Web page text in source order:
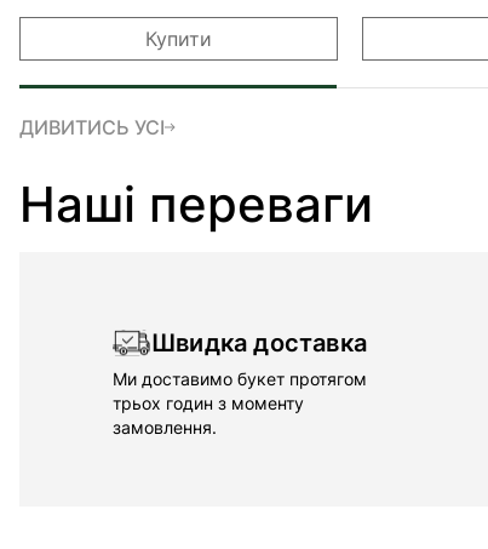
Купити
ДИВИТИСЬ УСІ
Наші переваги
Швидка доставка
Ми доставимо букет протягом
трьох годин з моменту
замовлення.